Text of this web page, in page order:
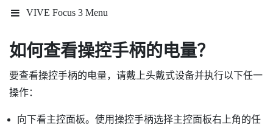
VIVE Focus 3 Menu
如何查看操控手柄的电量？
要查看操控手柄的电量，请戴上头戴式设备并执行以下任一
操作：
向下看主控面板。使用操控手柄选择主控面板右上角的任